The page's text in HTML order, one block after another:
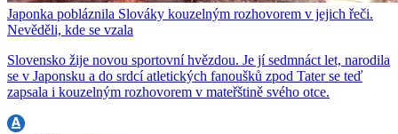
Japonka pobláznila Slováky kouzelným rozhovorem v jejich řeči.
Nevěděli, kde se vzala
Slovensko žije novou sportovní hvězdou. Je jí sedmnáct let, narodila
se v Japonsku a do srdcí atletických fanoušků zpod Tater se teď
zapsala i kouzelným rozhovorem v mateřštině svého otce.